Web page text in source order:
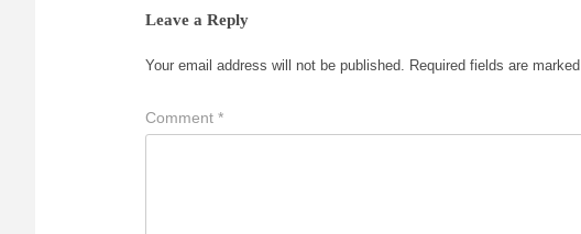
Leave a Reply
Your email address will not be published. Required fields are marked
Comment *